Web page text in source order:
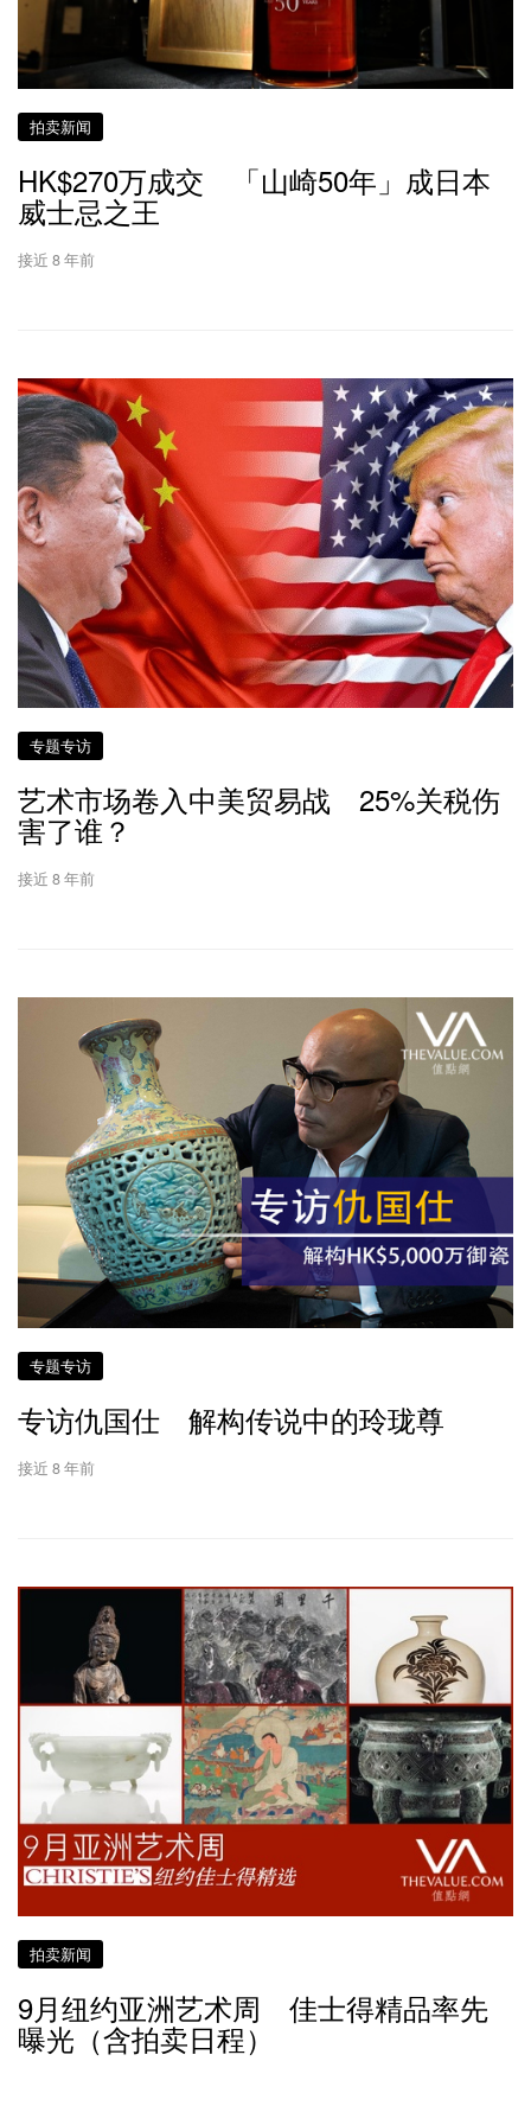
拍卖新闻
HK$270万成交 「山崎50年」成日本
威士忌之王
接近 8 年前
专题专访
艺术市场卷入中美贸易战 25%关税伤
害了谁？
接近 8 年前
专题专访
专访仇国仕 解构传说中的玲珑尊
接近 8 年前
拍卖新闻
9月纽约亚洲艺术周 佳士得精品率先
曝光（含拍卖日程）